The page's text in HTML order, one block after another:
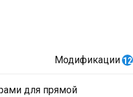
Модификации 12
для прямой